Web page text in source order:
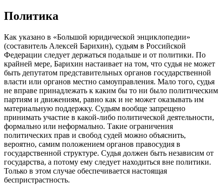
Политика
Как указано в «Большой юридической энциклопедии»
(составитель Алексей Барихин), судьям в Российской
Федерации следует держаться подальше и от политики. По
крайней мере, Барихин настаивает на том, что судья не может
быть депутатом представительных органов государственной
власти или органов местно самоуправления. Мало того, судья
не вправе принадлежать к каким бы то ни было политическим
партиям и движениям, равно как и не может оказывать им
материальную поддержку. Судьям вообще запрещено
принимать участие в какой-либо политической деятельности,
формально или неформально. Такие ограничения
политических прав и свобод судей можно объяснить,
вероятно, самим положением органов правосудия в
государственной структуре. Судья должен быть независим от
государства, а потому ему следует находиться вне политики.
Только в этом случае обеспечивается настоящая
беспристрастность.